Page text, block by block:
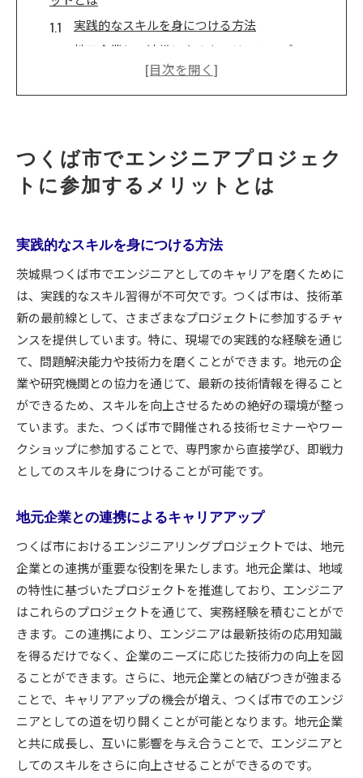
実践的なスキルを身につける方法
地元企業との連携によるキャリアアップ
多様なプロジェクトから学ぶ最新技術
つくば市のエンジニアコミュニティの活用法
つくば市特有のエンジニアリング環境とは
エンジニアリングの最前線を行くつくば市の魅力
技術革新をリードする都市の特徴
エンジニアに優しい都市政策の紹介
地域の企業が提供する研修プログラム
つくば市の先進技術施設の利用法
つくば市での生活環境の魅力
つくば市での研修プログラムがキャリアに与える影
響
実務経験を積むための独自の方法
研修を通じたスキルセットの強化
地元企業とのネットワーク構築
キャリアアップへの具体的なステップ
つくば市で身につけたスキルの活用事例
地元企業と連携したエンジニアプロジェクト体験の
実際
プロジェクト参加の流れと要件
協力企業との共同作業の利点
実践的な研修内容の具体例
企業が求めるエンジニア像とは
つくば市でのプロジェクト事例紹介
地域の産業発展に寄与する方法
技術革新が進むつくば市でのエンジニアとしての成
長機会
つくば市でエンジニアプロジェク
トに参加するメリットとは
実践的なスキルを身につける方法
茨城県つくば市でエンジニアとしてのキャリアを磨くために
は、実践的なスキル習得が不可欠です。つくば市は、技術革
新の最前線として、さまざまなプロジェクトに参加するチャ
ンスを提供しています。特に、現場での実践的な経験を通じ
て、問題解決能力や技術力を磨くことができます。地元の企
業や研究機関との協力を通じて、最新の技術情報を得ること
ができるため、スキルを向上させるための絶好の環境が整っ
ています。また、つくば市で開催される技術セミナーやワー
クショップに参加することで、専門家から直接学び、即戦力
としてのスキルを身につけることが可能です。
地元企業との連携によるキャリアアップ
つくば市におけるエンジニアリングプロジェクトでは、地元
企業との連携が重要な役割を果たします。地元企業は、地域
の特性に基づいたプロジェクトを推進しており、エンジニア
はこれらのプロジェクトを通じて、実務経験を積むことがで
きます。この連携により、エンジニアは最新技術の応用知識
を得るだけでなく、企業のニーズに応じた技術力の向上を図
ることができます。さらに、地元企業との結びつきが強まる
ことで、キャリアアップの機会が増え、つくば市でのエンジ
ニアとしての道を切り開くことが可能となります。地元企業
と共に成長し、互いに影響を与え合うことで、エンジニアと
してのスキルをさらに向上させることができるのです。